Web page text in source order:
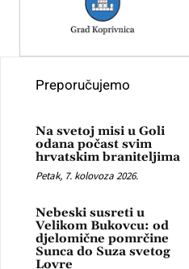
Preporučujemo
Na svetoj misi u Goli
odana počast svim
hrvatskim braniteljima
Petak, 7. kolovoza 2026.
Nebeski susreti u
Velikom Bukovcu: od
djelomične pomrčine
Sunca do Suza svetog
Lovre